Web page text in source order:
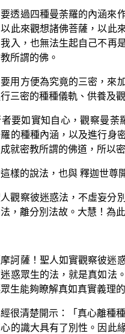
透過四種曼荼羅的內涵來
此來觀想諸佛菩薩，以此
入，也無法生起自己不再
所謂的佛。
用方便為究竟的三密，來
三密的種種儀軌、供養及
要如實知自心，觀察曼
的種種內涵，以及進行身
就密教所謂的佛道，所以
樣的說法，也與 釋迦世尊
人觀察彼迷惑法，不虛妄
，離分別法故。大慧！為
摩訶薩！聖人如實觀察彼
惑眾生的法，就是真如法
生能夠瞭解真如真實義理
很清楚開示：「真心離種
的識大具有了別性。因此